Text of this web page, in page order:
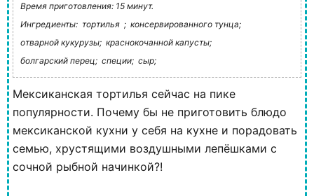
Время приготовления: 15 минут.
Ингредиенты: тортилья ; консервированного тунца;
отварной кукурузы; краснокочанной капусты;
болгарский перец; специи; сыр;
Мексиканская тортилья сейчас на пике
популярности. Почему бы не приготовить блюдо
мексиканской кухни у себя на кухне и порадовать
семью, хрустящими воздушными лепёшками с
сочной рыбной начинкой?!